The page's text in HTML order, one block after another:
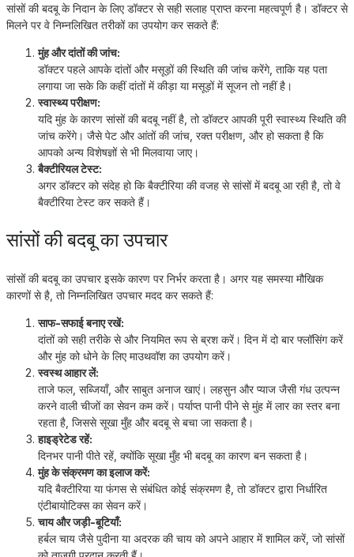
सांसों की बदबू के निदान के लिए डॉक्टर से सही सलाह प्राप्त करना महत्वपूर्ण है। डॉक्टर से
मिलने पर वे निम्नलिखित तरीकों का उपयोग कर सकते हैं:
मुंह और दांतों की जांच:
डॉक्टर पहले आपके दांतों और मसूड़ों की स्थिति की जांच करेंगे, ताकि यह पता
लगाया जा सके कि कहीं दांतों में कीड़ा या मसूड़ों में सूजन तो नहीं है।
स्वास्थ्य परीक्षण:
यदि मुंह के कारण सांसों की बदबू नहीं है, तो डॉक्टर आपकी पूरी स्वास्थ्य स्थिति की
जांच करेंगे। जैसे पेट और आंतों की जांच, रक्त परीक्षण, और हो सकता है कि
आपको अन्य विशेषज्ञों से भी मिलवाया जाए।
बैक्टीरियल टेस्ट:
अगर डॉक्टर को संदेह हो कि बैक्टीरिया की वजह से सांसों में बदबू आ रही है, तो वे
बैक्टीरिया टेस्ट कर सकते हैं।
सांसों की बदबू का उपचार
सांसों की बदबू का उपचार इसके कारण पर निर्भर करता है। अगर यह समस्या मौखिक
कारणों से है, तो निम्नलिखित उपचार मदद कर सकते हैं:
साफ-सफाई बनाए रखें:
दांतों को सही तरीके से और नियमित रूप से ब्रश करें। दिन में दो बार फ्लॉसिंग करें
और मुंह को धोने के लिए माउथवॉश का उपयोग करें।
स्वस्थ आहार लें:
ताजे फल, सब्जियाँ, और साबुत अनाज खाएं। लहसुन और प्याज जैसी गंध उत्पन्न
करने वाली चीजों का सेवन कम करें। पर्याप्त पानी पीने से मुंह में लार का स्तर बना
रहता है, जिससे सूखा मुँह और बदबू से बचा जा सकता है।
हाइड्रेटेड रहें:
दिनभर पानी पीते रहें, क्योंकि सूखा मुँह भी बदबू का कारण बन सकता है।
मुंह के संक्रमण का इलाज करें:
यदि बैक्टीरिया या फंगस से संबंधित कोई संक्रमण है, तो डॉक्टर द्वारा निर्धारित
एंटीबायोटिक्स का सेवन करें।
चाय और जड़ी-बूटियाँ:
हर्बल चाय जैसे पुदीना या अदरक की चाय को अपने आहार में शामिल करें, जो सांसों